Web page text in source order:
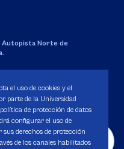
Autopista Norte de
de enero de 1980.
el uso de cookies y el
parte de la Universidad
de protección de datos
configurar el uso de
sus derechos de protección
de los canales habilitados